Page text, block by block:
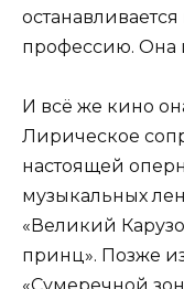
профессию. Она
И всё же кино
Лирическое
настоящей
музыкальных
«Великий
принц». Позже